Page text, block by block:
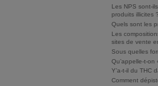
Les NPS sont-
produits illicites ?
Quels sont les
Les
sites de vente
Sous quelles
Qu’appelle-t-
Y’a-t-il du THC
Comment